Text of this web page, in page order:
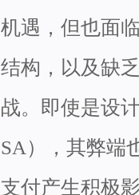
机遇，但也面
结构，以及缺
战。即使是设
SA），其弊端
支付产生积极